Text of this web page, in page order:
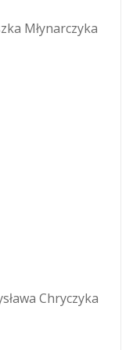
Młynarczyka
Chryczyka